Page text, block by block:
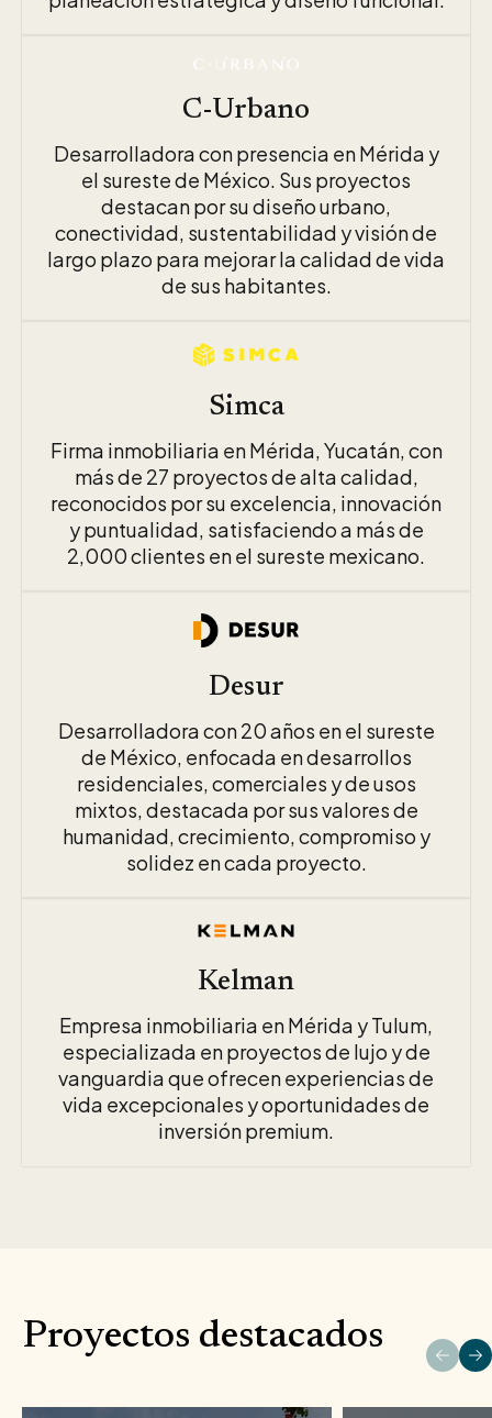
C-Urbano
Desarrolladora con presencia en Mérida y
el sureste de México. Sus proyectos
destacan por su diseño urbano,
conectividad, sustentabilidad y visión de
largo plazo para mejorar la calidad de vida
de sus habitantes.
Simca
Firma inmobiliaria en Mérida, Yucatán, con
más de 27 proyectos de alta calidad,
reconocidos por su excelencia, innovación
y puntualidad, satisfaciendo a más de
2,000 clientes en el sureste mexicano.
Desur
Desarrolladora con 20 años en el sureste
de México, enfocada en desarrollos
residenciales, comerciales y de usos
mixtos, destacada por sus valores de
humanidad, crecimiento, compromiso y
solidez en cada proyecto.
Kelman
Empresa inmobiliaria en Mérida y Tulum,
especializada en proyectos de lujo y de
vanguardia que ofrecen experiencias de
vida excepcionales y oportunidades de
inversión premium.
Proyectos destacados